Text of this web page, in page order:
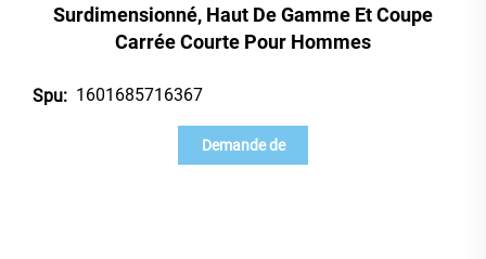
Surdimensionné, Haut De Gamme Et Coupe
Carrée Courte Pour Hommes
Spu: 1601685716367
Demande de